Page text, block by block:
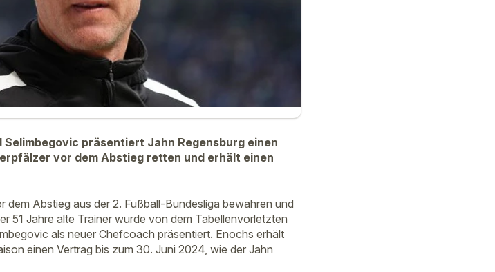
präsentiert Jahn Regensburg einen
vor dem Abstieg retten und erhält einen
Abstieg aus der 2. Fußball-Bundesliga bewahren und
51 Jahre alte Trainer wurde von dem Tabellenvorletzten
als neuer Chefcoach präsentiert. Enochs erhält
einen Vertrag bis zum 30. Juni 2024, wie der Jahn